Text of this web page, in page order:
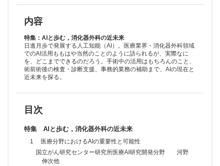
6 AIによる手術の工程認識と自動技能評価
国立がん研究センター東病院医療機器開発部門 佐々木公將他
7 上部消化管領域におけるロボット支援手術とAI ─現在地と将来展望
藤田医科大学総合消化器外科 田 中 毅他
8 高精度放射線治療におけるAIの利活用と未来
九州大学医学研究院保健学部門医用量子線科学分野 有村 秀孝他
9 病理診断におけるAIの利活用
東京大学大学院医学系研究科衛生学教室 越智三枝子他
東京医療保健大学医療保健学部医療情報学科 瀬戸 僚馬他
消化器外科手術アトラス
進行胃癌手術における大動脈周囲リンパ節郭清
帝京大学医学部外科学講座 深川 剛生他
消化器外科Special Lectures
手術支援ロボットhinotoriTMの特徴・魅力・期待
名古屋市立大学大学院医学研究科消化器外科学 早川 俊輔他
内容
特集：AIと歩む，消化器外科の近未来
日進月歩で発展する人工知能（AI）。医療業界・消化器外科領域
でのAI活用ももはや当然のことのように語られるが、実際なに
を、どこまでできるのだろう。手術中の活用はもちろんのこと、
術前術後の検査・診断支援、事務的業務の補助まで、AIの現在と
近未来を探る。
目次
特集 AIと歩む，消化器外科の近未来
1 医療分野におけるAIの重要性と可能性
国立がん研究センター研究所医療AI研究開発分野 河野
伸次他